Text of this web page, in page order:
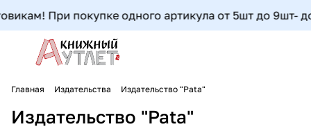
При покупке одного артикула от 5шт до 9шт-
Главная Издательства Издательство "Pata"
Издательство "Pata"